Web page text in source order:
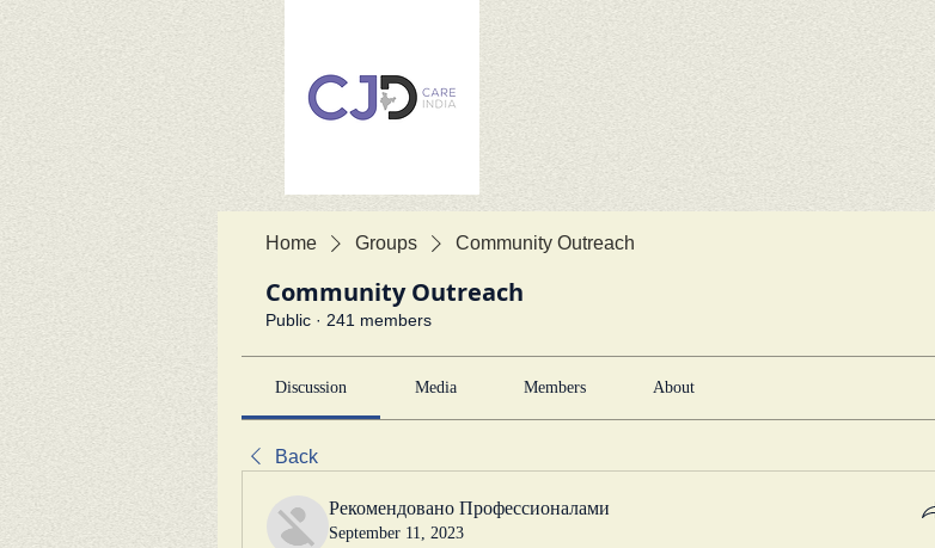
Home Groups Community Outreach
Community Outreach
Public · 241 members
Discussion Media Members About
Back
Рекомендовано Профессионалами
September 11, 2023